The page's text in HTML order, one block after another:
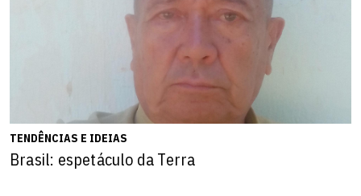
TENDÊNCIAS E IDEIAS
Brasil: espetáculo da Terra